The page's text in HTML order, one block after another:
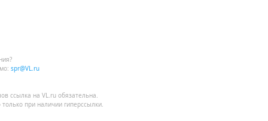
spr@VL.ru
ссылка на VL.ru обязательна.
при наличии гиперссылки.